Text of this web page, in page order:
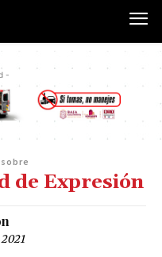
-
de Expresión